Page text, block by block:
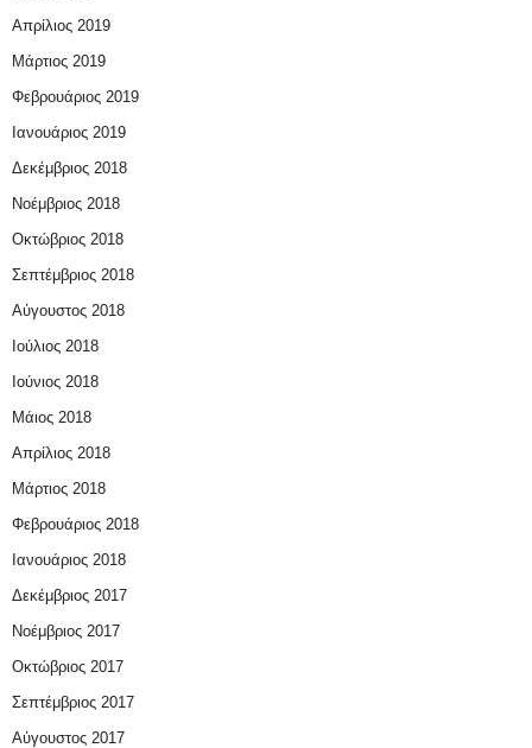
Απρίλιος 2019
Μάρτιος 2019
Φεβρουάριος 2019
Ιανουάριος 2019
Δεκέμβριος 2018
Νοέμβριος 2018
Οκτώβριος 2018
Σεπτέμβριος 2018
Αύγουστος 2018
Ιούλιος 2018
Ιούνιος 2018
Μάιος 2018
Απρίλιος 2018
Μάρτιος 2018
Φεβρουάριος 2018
Ιανουάριος 2018
Δεκέμβριος 2017
Νοέμβριος 2017
Οκτώβριος 2017
Σεπτέμβριος 2017
Αύγουστος 2017